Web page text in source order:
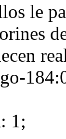
le
1;